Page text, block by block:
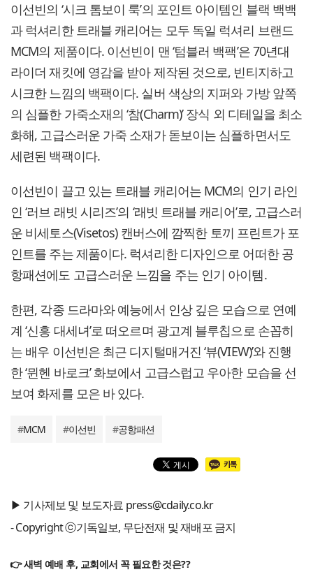
이선빈의 ‘시크 톰보이 룩’의 포인트 아이템인 블랙 백백
과 럭셔리한 트래블 캐리어는 모두 독일 럭셔리 브랜드
MCM의 제품이다. 이선빈이 맨 ‘텀블러 백팩’은 70년대
라이더 재킷에 영감을 받아 제작된 것으로, 빈티지하고
시크한 느낌의 백팩이다. 실버 색상의 지퍼와 가방 앞쪽
의 심플한 가죽소재의 ‘참(Charm)’ 장식 외 디테일을 최소
화해, 고급스러운 가죽 소재가 돋보이는 심플하면서도
세련된 백팩이다.
이선빈이 끌고 있는 트래블 캐리어는 MCM의 인기 라인
인 ‘러브 래빗 시리즈’의 ‘래빗 트래블 캐리어’로, 고급스러
운 비세토스(Visetos) 캔버스에 깜찍한 토끼 프린트가 포
인트를 주는 제품이다. 럭셔리한 디자인으로 어떠한 공
항패션에도 고급스러운 느낌을 주는 인기 아이템.
한편, 각종 드라마와 예능에서 인상 깊은 모습으로 연예
계 ‘신흥 대세녀’로 떠오르며 광고계 블루칩으로 손꼽히
는 배우 이선빈은 최근 디지털매거진 ‘뷰(VIEW)’와 진행
한 ‘뮌헨 바로크’ 화보에서 고급스럽고 우아한 모습을 선
보여 화제를 모은 바 있다.
#MCM #이선빈 #공항패션
▶ 기사제보 및 보도자료 press@cdaily.co.kr
- Copyright ⓒ기독일보, 무단전재 및 재배포 금지
👉 새벽 예배 후, 교회에서 꼭 필요한 것은??